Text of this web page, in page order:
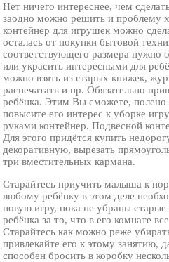
Нет ничего интереснее, чем
заодно можно решить и проблему
контейнер для игрушек можно
осталась от покупки бытовой
соответствующего размера нужно
или украсить интересными для
можно взять из старых книжек,
распечатать и пр. Обязательно
ребёнка. Этим Вы сможете, полено
повысите его интерес к уборке
руками контейнер. Подвесной
Для этого придётся купить
декоративную, вырезать
три вместительных кармана.
Старайтесь приучить малыша к
любому ребёнку в этом деле
новую игру, пока не убраны
ребёнка за то, что в его комнате
Старайтесь как можно реже
привлекайте его к этому занятию,
способен бросить в коробку